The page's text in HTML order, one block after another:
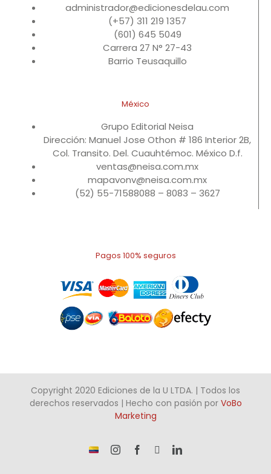
administrador@edicionesdelau.com
(+57) 311 219 1357
(601) 645 5049
Carrera 27 N° 27-43
Barrio Teusaquillo
México
Grupo Editorial Neisa
Dirección: Manuel Jose Othon # 186 Interior 2B,
Col. Transito. Del. Cuauhtémoc. México D.f.
ventas@neisa.com.mx
mapavonv@neisa.com.mx
(52) 55-71588088 – 8083 – 3627
Pagos 100% seguros
Copyright 2020 Ediciones de la U LTDA. | Todos los
derechos reservados | Hecho con pasión por VoBo
Marketing
¡Somos InstagramFacebook LinkedIn